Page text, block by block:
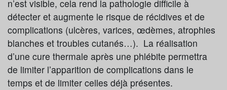
n’est visible, cela rend la pathologie difficile à
détecter et augmente le risque de récidives et de
complications (ulcères, varices, œdèmes, atrophies
blanches et troubles cutanés…). La réalisation
d’une cure thermale après une phlébite permettra
de limiter l’apparition de complications dans le
temps et de limiter celles déjà présentes.